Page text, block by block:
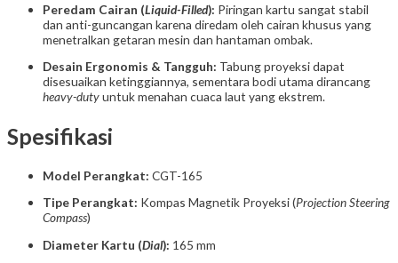
Peredam Cairan (Liquid-Filled): Piringan kartu sangat stabil
dan anti-guncangan karena diredam oleh cairan khusus yang
menetralkan getaran mesin dan hantaman ombak.
Desain Ergonomis & Tangguh: Tabung proyeksi dapat
disesuaikan ketinggiannya, sementara bodi utama dirancang
heavy-dutyuntuk menahan cuaca laut yang ekstrem.
Spesifikasi
Model Perangkat: CGT-165
Tipe Perangkat: Kompas Magnetik Proyeksi (Projection Steering
Compass)
Diameter Kartu (Dial): 165 mm